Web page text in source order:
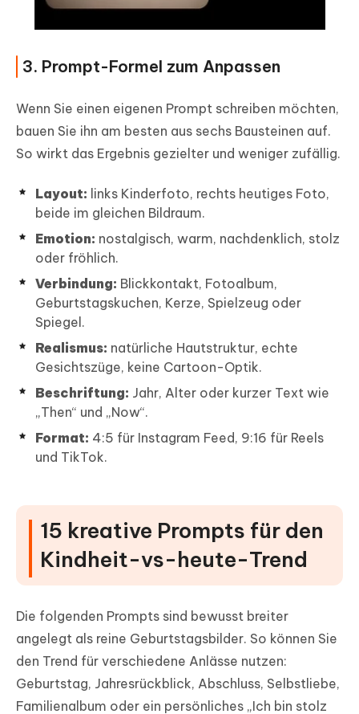
3. Prompt-Formel zum Anpassen
Wenn Sie einen eigenen Prompt schreiben möchten,
bauen Sie ihn am besten aus sechs Bausteinen auf.
So wirkt das Ergebnis gezielter und weniger zufällig.
Layout: links Kinderfoto, rechts heutiges Foto,
beide im gleichen Bildraum.
Emotion: nostalgisch, warm, nachdenklich, stolz
oder fröhlich.
Verbindung: Blickkontakt, Fotoalbum,
Geburtstagskuchen, Kerze, Spielzeug oder
Spiegel.
Realismus: natürliche Hautstruktur, echte
Gesichtszüge, keine Cartoon-Optik.
Beschriftung: Jahr, Alter oder kurzer Text wie
„Then“ und „Now“.
Format: 4:5 für Instagram Feed, 9:16 für Reels
und TikTok.
15 kreative Prompts für den
Kindheit-vs-heute-Trend
Die folgenden Prompts sind bewusst breiter
angelegt als reine Geburtstagsbilder. So können Sie
den Trend für verschiedene Anlässe nutzen:
Geburtstag, Jahresrückblick, Abschluss, Selbstliebe,
Familienalbum oder ein persönliches „Ich bin stolz